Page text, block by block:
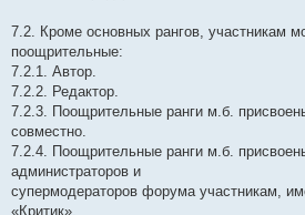
7.2. Кроме основных рангов, участникам
поощрительные:
7.2.1. Автор.
7.2.2. Редактор.
7.2.3. Поощрительные ранги м.б.
совместно.
7.2.4. Поощрительные ранги м.б.
администраторов и
супермодераторов форума участникам,
«Критик».